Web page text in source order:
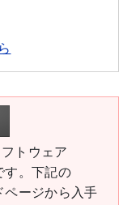
トウェア
す。下記の
ージから入手